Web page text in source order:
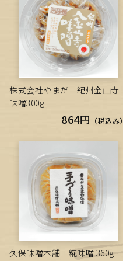
株式会社やまだ 紀州金山寺
味噌300g
864円 （税込み）
久保味噌本舗 糀味噌 360g